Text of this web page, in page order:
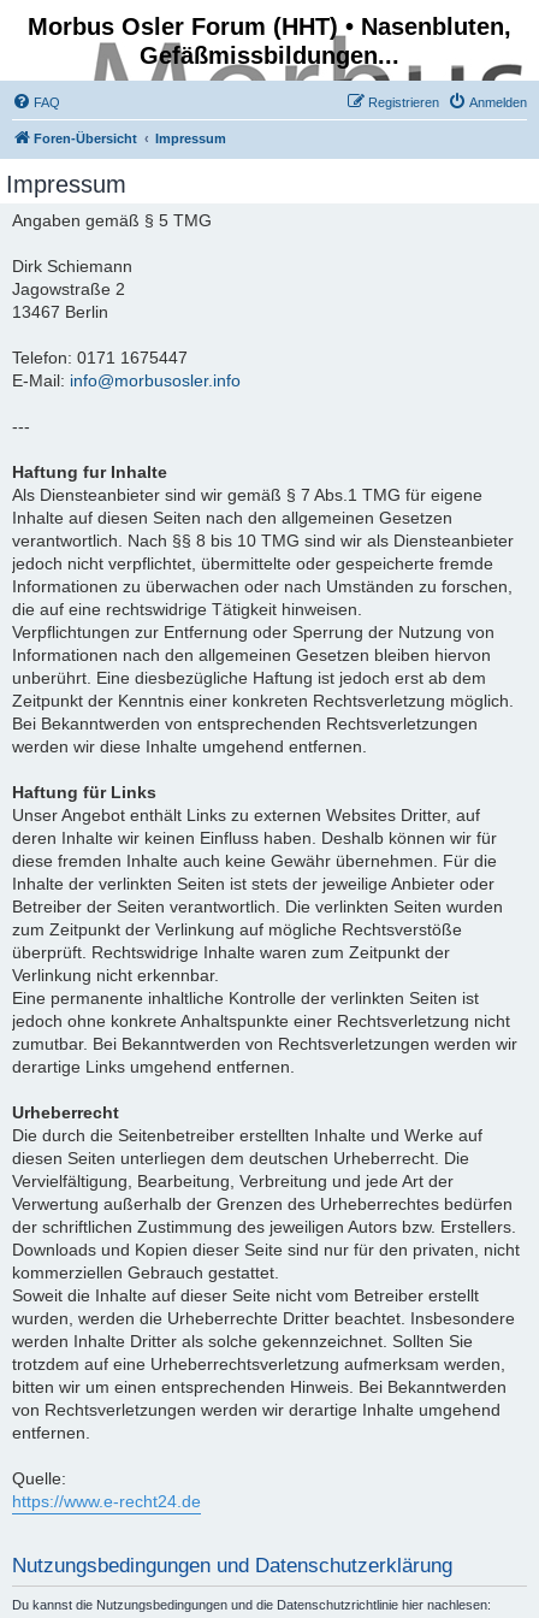
Morbus Osler Forum (HHT) • Nasenbluten,
Gefäßmissbildungen...
FAQ Anmelden
Registrieren
Foren-Übersicht Impressum
Impressum
Angaben gemäß § 5 TMG
Dirk Schiemann
Jagowstraße 2
13467 Berlin
Telefon: 0171 1675447
E-Mail: info@morbusosler.info
---
Haftung fur Inhalte
Als Diensteanbieter sind wir gemäß § 7 Abs.1 TMG für eigene
Inhalte auf diesen Seiten nach den allgemeinen Gesetzen
verantwortlich. Nach §§ 8 bis 10 TMG sind wir als Diensteanbieter
jedoch nicht verpflichtet, übermittelte oder gespeicherte fremde
Informationen zu überwachen oder nach Umständen zu forschen,
die auf eine rechtswidrige Tätigkeit hinweisen.
Verpflichtungen zur Entfernung oder Sperrung der Nutzung von
Informationen nach den allgemeinen Gesetzen bleiben hiervon
unberührt. Eine diesbezügliche Haftung ist jedoch erst ab dem
Zeitpunkt der Kenntnis einer konkreten Rechtsverletzung möglich.
Bei Bekanntwerden von entsprechenden Rechtsverletzungen
werden wir diese Inhalte umgehend entfernen.
Haftung für Links
Unser Angebot enthält Links zu externen Websites Dritter, auf
deren Inhalte wir keinen Einfluss haben. Deshalb können wir für
diese fremden Inhalte auch keine Gewähr übernehmen. Für die
Inhalte der verlinkten Seiten ist stets der jeweilige Anbieter oder
Betreiber der Seiten verantwortlich. Die verlinkten Seiten wurden
zum Zeitpunkt der Verlinkung auf mögliche Rechtsverstöße
überprüft. Rechtswidrige Inhalte waren zum Zeitpunkt der
Verlinkung nicht erkennbar.
Eine permanente inhaltliche Kontrolle der verlinkten Seiten ist
jedoch ohne konkrete Anhaltspunkte einer Rechtsverletzung nicht
zumutbar. Bei Bekanntwerden von Rechtsverletzungen werden wir
derartige Links umgehend entfernen.
Urheberrecht
Die durch die Seitenbetreiber erstellten Inhalte und Werke auf
diesen Seiten unterliegen dem deutschen Urheberrecht. Die
Vervielfältigung, Bearbeitung, Verbreitung und jede Art der
Verwertung außerhalb der Grenzen des Urheberrechtes bedürfen
der schriftlichen Zustimmung des jeweiligen Autors bzw. Erstellers.
Downloads und Kopien dieser Seite sind nur für den privaten, nicht
kommerziellen Gebrauch gestattet.
Soweit die Inhalte auf dieser Seite nicht vom Betreiber erstellt
wurden, werden die Urheberrechte Dritter beachtet. Insbesondere
werden Inhalte Dritter als solche gekennzeichnet. Sollten Sie
trotzdem auf eine Urheberrechtsverletzung aufmerksam werden,
bitten wir um einen entsprechenden Hinweis. Bei Bekanntwerden
von Rechtsverletzungen werden wir derartige Inhalte umgehend
entfernen.
Quelle:
https://www.e-recht24.de
Nutzungsbedingungen und Datenschutzerklärung
Du kannst die Nutzungsbedingungen und die Datenschutzrichtlinie hier nachlesen: